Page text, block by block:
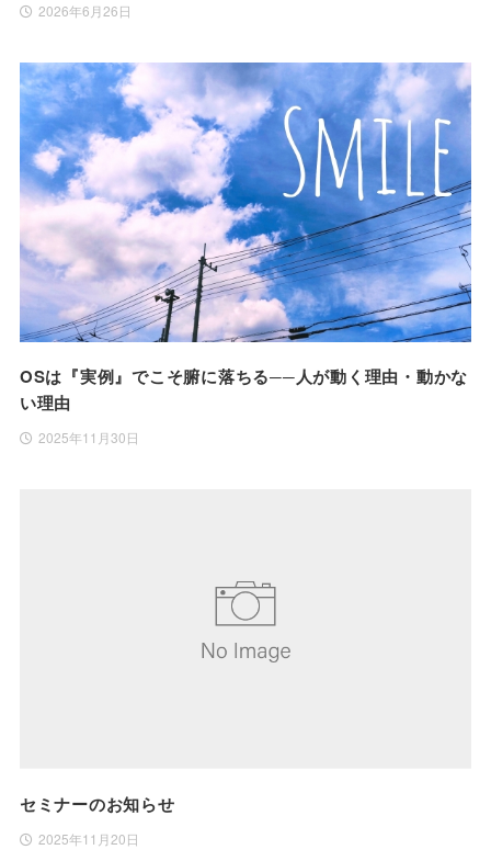
2026年6月26日
OSは『実例』でこそ腑に落ちる──人が動く理由・動かな
い理由
2025年11月30日
セミナーのお知らせ
2025年11月20日